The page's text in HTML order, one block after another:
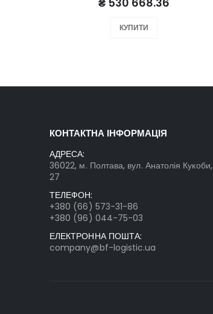
КУПИТИ
КОНТАКТНА ІНФОРМАЦІЯ
АДРЕСА:
36022, м. Полтава, вул. Анатолія Кукоби,
27
ТЕЛЕФОН:
+380 (66) 573-31-86
+380 (96) 044-75-03
ЕЛЕКТРОННА ПОШТА:
company@bf-logistic.ua